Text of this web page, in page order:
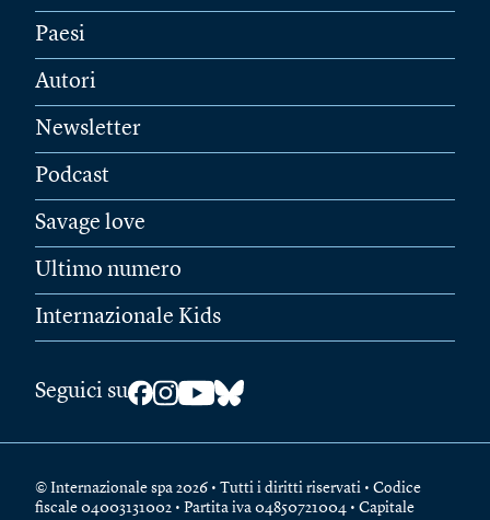
Paesi
Autori
Newsletter
Podcast
Savage love
Ultimo numero
Internazionale Kids
Seguici su
© Internazionale spa 2026 • Tutti i diritti riservati • Codice
fiscale 04003131002 • Partita iva 04850721004 • Capitale